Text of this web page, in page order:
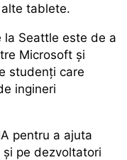
tablete.
la Seattle este de a
Microsoft și
studenți care
ingineri
pentru a ajuta
pe dezvoltatori